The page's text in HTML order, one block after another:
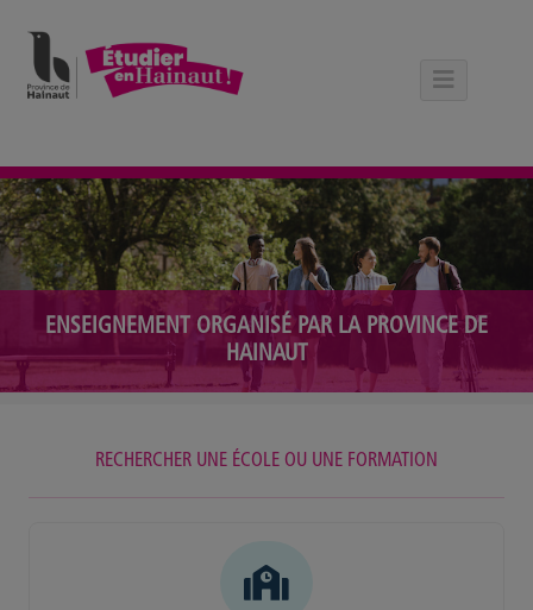
ENSEIGNEMENT ORGANISÉ PAR LA PROVINCE DE
HAINAUT
RECHERCHER UNE ÉCOLE OU UNE FORMATION